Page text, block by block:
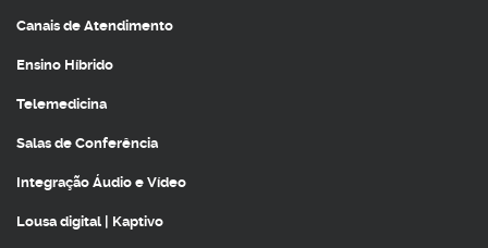
Canais de Atendimento
Ensino Híbrido
Telemedicina
Salas de Conferência
Integração Áudio e Vídeo
Lousa digital | Kaptivo